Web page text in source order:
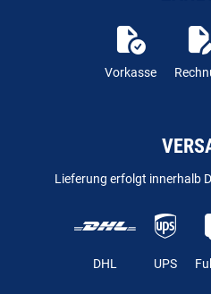
Vorkasse
Lieferung erfolgt innerhalb
DHL UPS